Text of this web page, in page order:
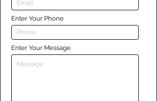
Enter Your Phone
Enter Your Message